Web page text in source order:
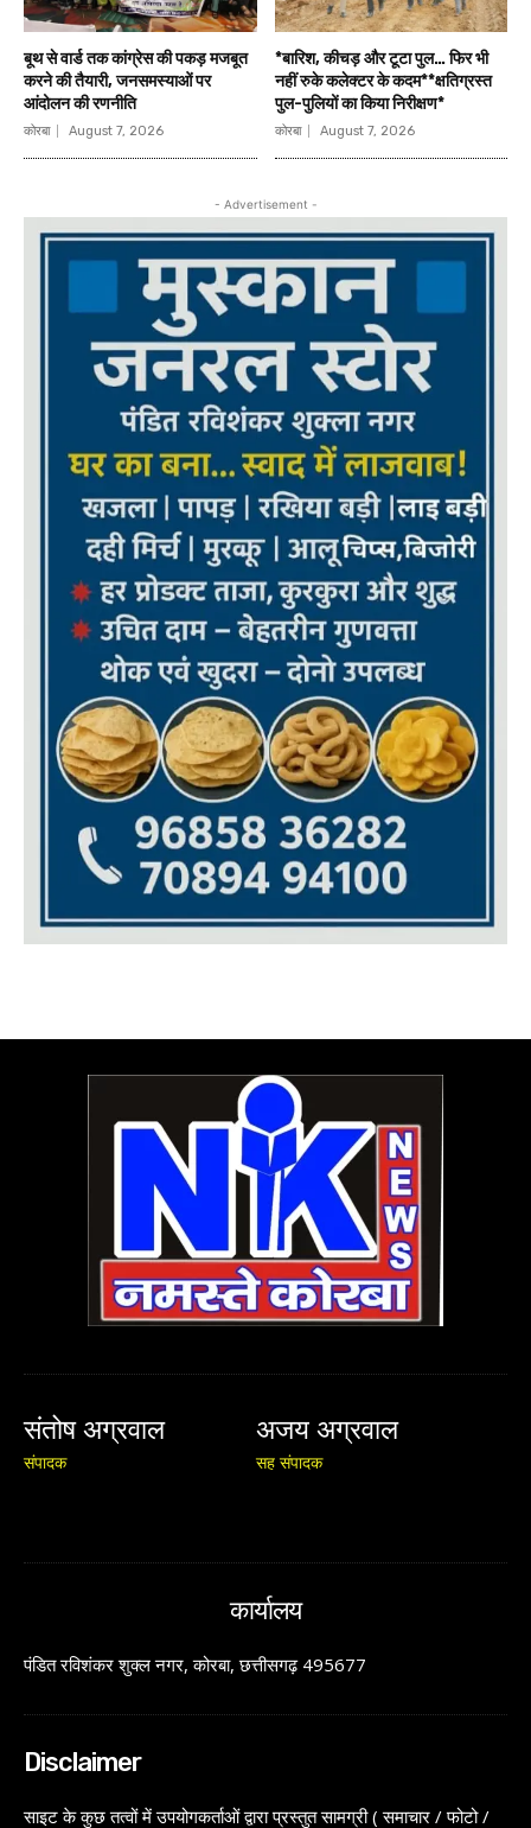
बूथ से वार्ड तक कांग्रेस की पकड़ मजबूत
करने की तैयारी, जनसमस्याओं पर
आंदोलन की रणनीति
कोरबा August 7, 2026
*बारिश, कीचड़ और टूटा पुल… फिर भी
नहीं रुके कलेक्टर के कदम**क्षतिग्रस्त
पुल-पुलियों का किया निरीक्षण*
कोरबा August 7, 2026
- Advertisement -
संतोष अग्रवाल
संपादक
अजय अग्रवाल
सह संपादक
कार्यालय
पंडित रविशंकर शुक्ल नगर, कोरबा, छत्तीसगढ़ 495677
Disclaimer
साइट के कुछ तत्वों में उपयोगकर्ताओं द्वारा प्रस्तुत सामग्री ( समाचार / फोटो /